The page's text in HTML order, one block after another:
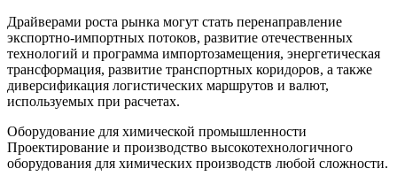
Драйверами роста рынка могут стать перенаправление
экспортно-импортных потоков, развитие отечественных
технологий и программа импортозамещения, энергетическая
трансформация, развитие транспортных коридоров, а также
диверсификация логистических маршрутов и валют,
используемых при расчетах.
Оборудование для химической промышленности
Проектирование и производство высокотехнологичного
оборудования для химических производств любой сложности.